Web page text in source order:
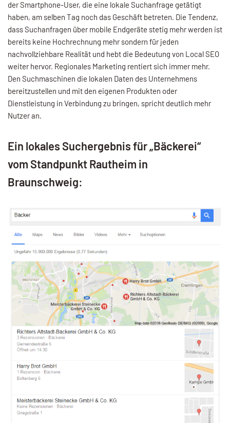
der Smartphone-User, die eine lokale Suchanfrage getätigt
haben, am selben Tag noch das Geschäft betreten. Die Tendenz,
dass Suchanfragen über mobile Endgeräte stetig mehr werden ist
bereits keine Hochrechnung mehr sondern für jeden
nachvollziehbare Realität und hebt die Bedeutung von Local SEO
weiter hervor. Regionales Marketing rentiert sich immer mehr.
Den Suchmaschinen die lokalen Daten des Unternehmens
bereitzustellen und mit den eigenen Produkten oder
Dienstleistung in Verbindung zu bringen, spricht deutlich mehr
Nutzer an.
Ein lokales Suchergebnis für „Bäckerei“
vom Standpunkt Rautheim in
Braunschweig: